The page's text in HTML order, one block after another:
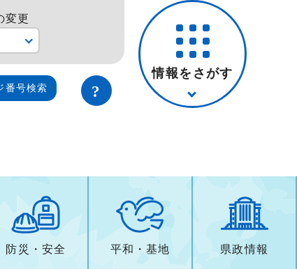
変更
番号検索
情報をさがす
防災・安全 平和・基地 県政情報